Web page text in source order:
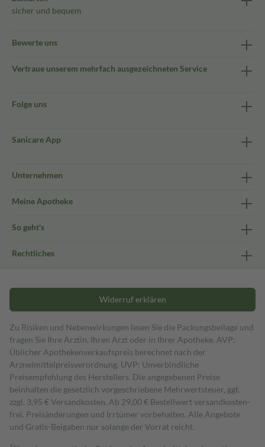
sicher und bequem
Bewerte uns
Vertraue unserem mehrfach ausgezeichneten Service
Folge uns
Sanicare App
Unternehmen
Meine Apotheke
So geht's
Rechtliches
Widerruf erklären
Zu Risiken und Nebenwirkungen lesen Sie die Packungsbeilage und
fragen Sie Ihre Ärztin, Ihren Arzt oder in Ihrer Apotheke. AVP:
Üblicher Apothekenverkaufspreis berechnet nach der
Arzneimittelpreisverordnung. UVP: Unverbindliche
Preisempfehlung des Herstellers. Die angegebenen Preise
beinhalten die gesetzlich vorgeschriebene Mehrwertsteuer, ggf.
zzgl. 3,95 € Versandkosten. Ab 29,00 € Bestell­wert versand­kosten­
frei. Preisänderungen und Irrtümer vorbehalten. Alle Angebote
und Gratis-Beigaben nur solange der Vorrat reicht.